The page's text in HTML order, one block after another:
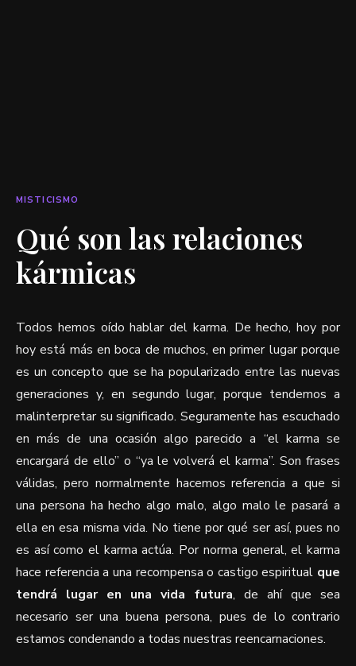
MISTICISMO
Qué son las relaciones
kármicas
Todos hemos oído hablar del karma. De hecho, hoy por
hoy está más en boca de muchos, en primer lugar porque
es un concepto que se ha popularizado entre las nuevas
generaciones y, en segundo lugar, porque tendemos a
malinterpretar su significado. Seguramente has escuchado
en más de una ocasión algo parecido a “el karma se
encargará de ello” o “ya le volverá el karma”. Son frases
válidas, pero normalmente hacemos referencia a que si
una persona ha hecho algo malo, algo malo le pasará a
ella en esa misma vida. No tiene por qué ser así, pues no
es así como el karma actúa. Por norma general, el karma
hace referencia a una recompensa o castigo espiritual que
tendrá lugar en una vida futura, de ahí que sea
necesario ser una buena persona, pues de lo contrario
estamos condenando a todas nuestras reencarnaciones.